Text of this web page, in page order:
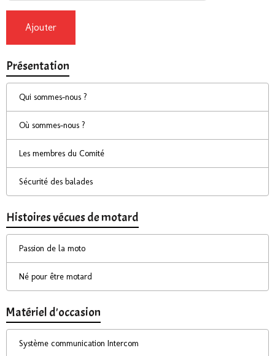
Ajouter
Présentation
Qui sommes-nous ?
Où sommes-nous ?
Les membres du Comité
Sécurité des balades
Histoires vécues de motard
Passion de la moto
Né pour être motard
Matériel d'occasion
Système communication Intercom